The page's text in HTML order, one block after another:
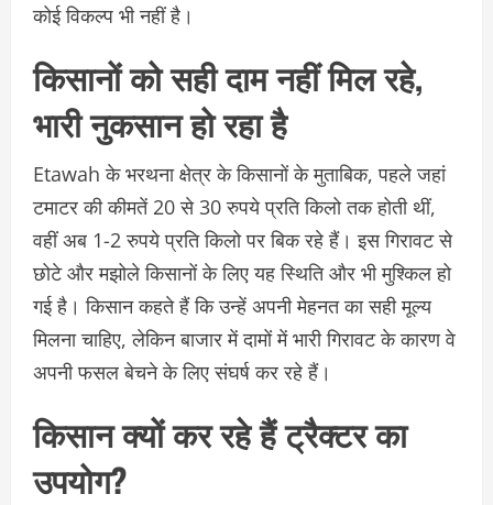
कोई विकल्प भी नहीं है।
किसानों को सही दाम नहीं मिल रहे,
भारी नुकसान हो रहा है
Etawah के भरथना क्षेत्र के किसानों के मुताबिक, पहले जहां
टमाटर की कीमतें 20 से 30 रुपये प्रति किलो तक होती थीं,
वहीं अब 1-2 रुपये प्रति किलो पर बिक रहे हैं। इस गिरावट से
छोटे और मझोले किसानों के लिए यह स्थिति और भी मुश्किल हो
गई है। किसान कहते हैं कि उन्हें अपनी मेहनत का सही मूल्य
मिलना चाहिए, लेकिन बाजार में दामों में भारी गिरावट के कारण वे
अपनी फसल बेचने के लिए संघर्ष कर रहे हैं।
किसान क्यों कर रहे हैं ट्रैक्टर का
उपयोग?